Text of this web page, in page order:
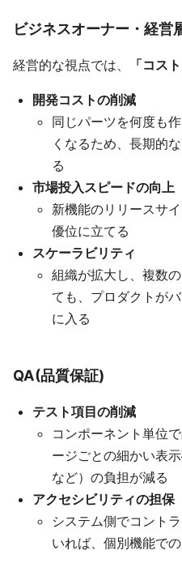
ビジネスオーナー・経営
経営的な視点では、 「コス
開発コストの削減
同じパーツを何度も
くなるため、長期的
る
市場投入スピードの向上
新機能のリリースサ
優位に立てる
スケーラビリティ
組織が拡大し、複数
ても、プロダクトが
に入る
QA(品質保証)
テスト項目の削減
コンポーネント単位
ージごとの細かい表
など）の負担が減る
アクセシビリティの担保
システム側でコント
いれば、個別機能で